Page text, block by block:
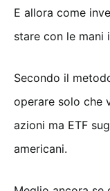
E allora come
stare con le mani
Secondo il
operare solo che
azioni ma ETF
americani.